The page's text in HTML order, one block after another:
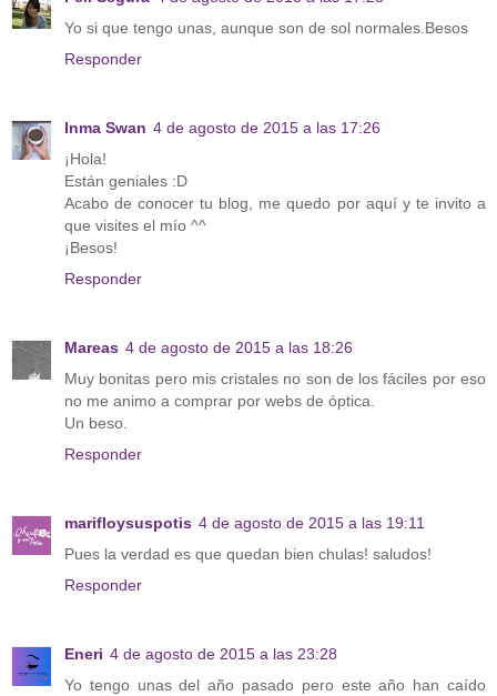
Yo si que tengo unas, aunque son de sol normales.Besos
Responder
Inma Swan 4 de agosto de 2015 a las 17:26
¡Hola!
Están geniales :D
Acabo de conocer tu blog, me quedo por aquí y te invito a
que visites el mío ^^
¡Besos!
Responder
Mareas 4 de agosto de 2015 a las 18:26
Muy bonitas pero mis cristales no son de los fáciles por eso
no me animo a comprar por webs de óptica.
Un beso.
Responder
marifloysuspotis 4 de agosto de 2015 a las 19:11
Pues la verdad es que quedan bien chulas! saludos!
Responder
Eneri 4 de agosto de 2015 a las 23:28
Yo tengo unas del año pasado pero este año han caído